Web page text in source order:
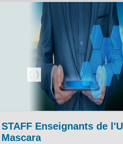
STAFF Enseignants de
Mascara